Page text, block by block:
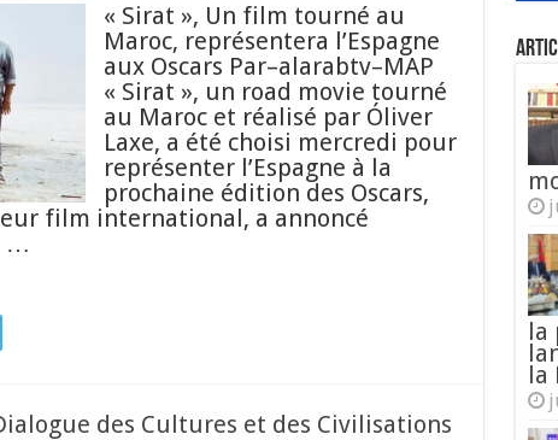
« Sirat », Un film tourné au
Maroc, représentera l’Espagne
aux Oscars Par–alarabtv–MAP
« Sirat », un road movie tourné
au Maroc et réalisé par Óliver
Laxe, a été choisi mercredi pour
représenter l’Espagne à la
prochaine édition des Oscars,
film international, a annoncé
…
des Cultures et des Civilisations
la
la